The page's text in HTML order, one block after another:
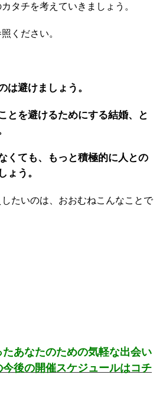
タチを考えていきましょう。
ください。
は避けましょう。
とを避けるためにする結婚、と
くても、もっと積極的に人との
ょう。
たいのは、おおむねこんなことで
あなたのための気軽な出会い
今後の開催スケジュールはコチ